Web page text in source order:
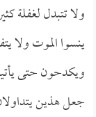
ولا تتبدل لغفلة
ينسوا الموت ولا
ويكدحون حتى
جعل هذين